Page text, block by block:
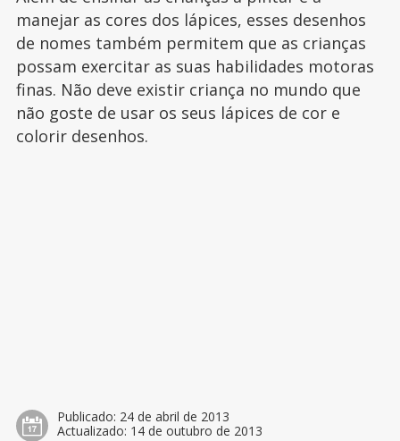
manejar as cores dos lápices, esses desenhos
de nomes também permitem que as crianças
possam exercitar as suas habilidades motoras
finas. Não deve existir criança no mundo que
não goste de usar os seus lápices de cor e
colorir desenhos.
Publicado: 24 de abril de 2013
Actualizado: 14 de outubro de 2013